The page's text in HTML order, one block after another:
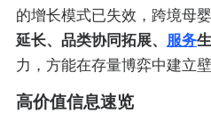
的增长模式已失效，跨境母
延长、品类协同拓展、
服务
力，方能在存量博弈中建立壁
高价值信息速览